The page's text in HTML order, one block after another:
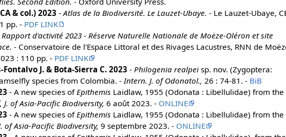
& col.) 2023 -Atlas de la Biodiversité. Le Lauzet-Ubaye. - Le Lauzet-Ubaye,
pp. - PDF LINK
Rapport d'activité 2023 - Réserve Naturelle Nationale de Moëze-Oléron et site
- Conservatoire de l'Espace Littoral et des Rivages Lacustres, RNN de
: 110 pp. - PDF LINK
Fontalvo J. & Bota-Sierra C. 2023 - Philogenia realpei sp. nov. (Zygoptera:
species from Colombia. - Intern. J. of Odonatol., 26 : 74-81. - BiB
- A new species of Epithemis Laidlaw, 1955 (Odonata : Libellulidae) from the
J. of Asia-Pacific Biodiversity, 6 août 2023. - ONLINE
- A new species of Epithemis Laidlaw, 1955 (Odonata : Libellulidae) from the
of Asia-Pacific Biodiversity, 9 septembre 2023. - ONLINE